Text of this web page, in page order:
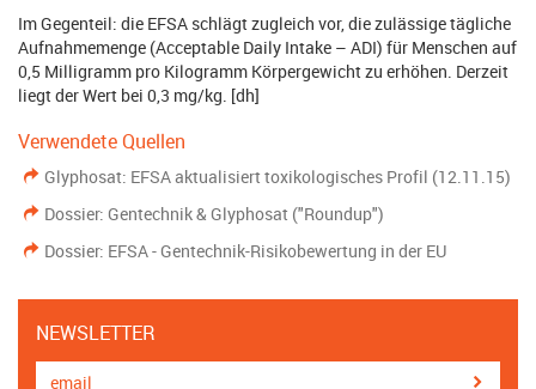
Im Gegenteil: die EFSA schlägt zugleich vor, die zulässige tägliche
Aufnahmemenge (Acceptable Daily Intake – ADI) für Menschen auf
0,5 Milligramm pro Kilogramm Körpergewicht zu erhöhen. Derzeit
liegt der Wert bei 0,3 mg/kg. [dh]
Verwendete Quellen
Glyphosat: EFSA aktualisiert toxikologisches Profil (12.11.15)
Dossier: Gentechnik & Glyphosat ("Roundup")
Dossier: EFSA - Gentechnik-Risikobewertung in der EU
NEWSLETTER